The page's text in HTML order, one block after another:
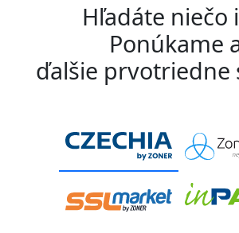
Hľadáte niečo
Ponúkame
ďalšie prvotriedne